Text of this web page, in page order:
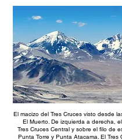
El macizo del Tres Cruces visto desde
El Muerto. De izquierda a derecha,
Tres Cruces Central y sobre el filo de
Punta Torre y Punta Atacama. El Tres